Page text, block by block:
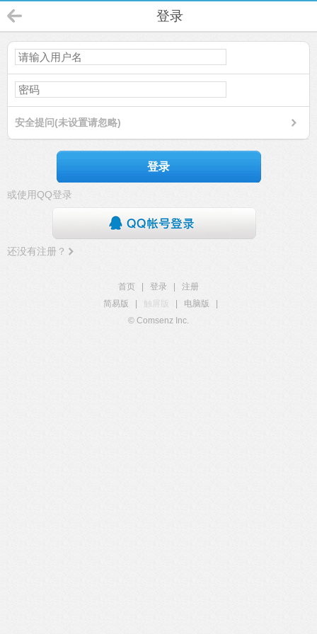
登录
安全提问(未设置请忽略)
登录
或使用QQ登录
还没有注册？
首页 登录
注册
简易版
触屏版 电脑版
© Comsenz Inc.